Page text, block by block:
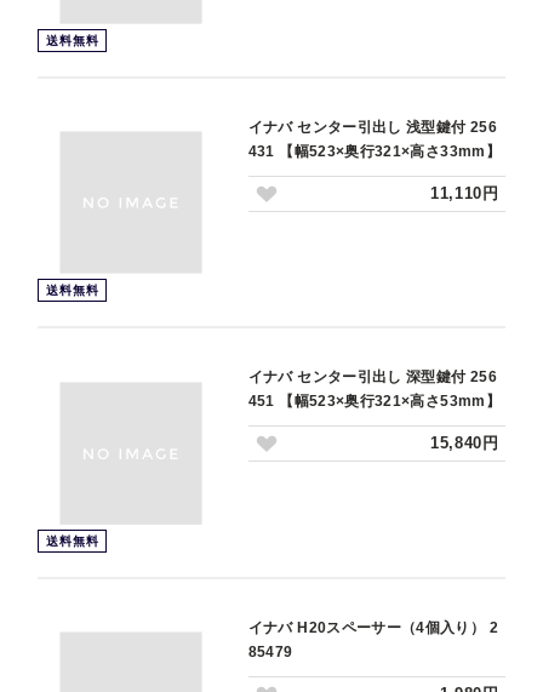
送料無料
送料無料
イナバ センター引出し 浅型鍵付 256
431 【幅523×奥行321×高さ33mm】
11,110円
送料無料
イナバ センター引出し 深型鍵付 256
451 【幅523×奥行321×高さ53mm】
15,840円
イナバ H20スペーサー（4個入り） 2
85479